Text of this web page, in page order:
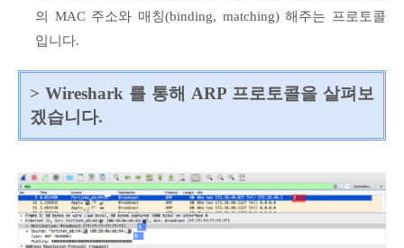
의 MAC 주소와 매칭(binding, matching) 해주는 프로토콜
입니다.
> Wireshark 를 통해 ARP 프로토콜을 살펴보
겠습니다.